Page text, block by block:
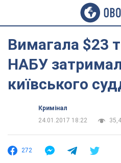
Вимагала $23
НАБУ
київського
Кримінал
24.01.2017 18:22
272